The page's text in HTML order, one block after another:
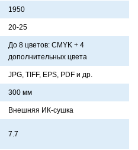
1950
20-25
До 8 цветов: CMYK + 4
дополнительных цветa
JPG, TIFF, EPS, PDF и др.
300 мм
Внешняя ИК-сушкa
7.7